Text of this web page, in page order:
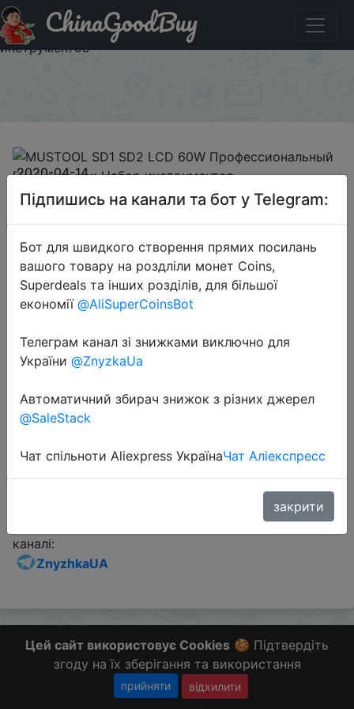
Придбати по знижці BGMSD02 MUSTOOL SD1 SD2 LCD
60W Профессиональный PID Паяльник Набор
инструментов
ChinaGoodBuy
2020-04-14
MUSTOOL SD1 SD2 LCD 60W
Профессиональный PID Паяльник
Набор инструментов
$26.2
Промокод:
Слідкуйте за знижками на мобільному, в телеграм
каналі:
ZnyzhkaUA
Цей сайт використовує Cookies 🍪 Підтвердіть
згоду на їх зберігання та використання
прийняти відхилити
Підпишись на канали та бот у Telegram:
Бот для швидкого створення прямих посилань
вашого товару на роздліли монет Coins,
Superdeals та інших розділів, для більшої
економії @AliSuperCoinsBot
Телеграм канал зі знижками виключно для
України @ZnyzkaUa
Автоматичний збирач знижок з різних джерел
@SaleStack
Чат спільноти Aliexpress УкраїнаЧат Аліекспресс
закрити